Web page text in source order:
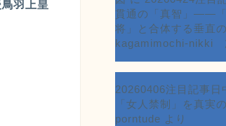
羽上皇
貫通の「真智」――「
将」と合体する垂直
kagamimochi-nikki
20260406注目記事
「女人禁制」を真実
porntude より